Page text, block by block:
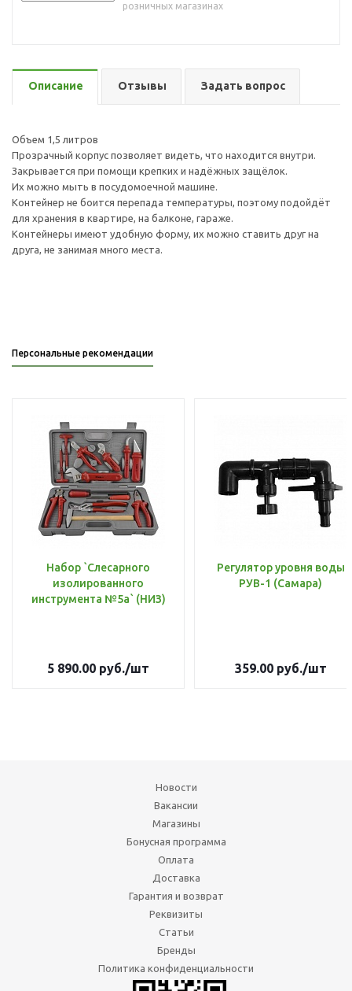
розничных магазинах
Описание Отзывы Задать вопрос
Объем 1,5 литров
Прозрачный корпус позволяет видеть, что находится внутри.
Закрывается при помощи крепких и надёжных защёлок.
Их можно мыть в посудомоечной машине.
Контейнер не боится перепада температуры, поэтому подойдёт
для хранения в квартире, на балконе, гараже.
Контейнеры имеют удобную форму, их можно ставить друг на
друга, не занимая много места.
Персональные рекомендации
Набор `Слесарного
изолированного
инструмента №5а` (НИЗ)
5 890.00 руб./шт
Регулятор уровня воды
РУВ-1 (Самара)
359.00руб./шт
Новости
Вакансии
Магазины
Бонусная программа
Оплата
Доставка
Гарантия и возврат
Реквизиты
Статьи
Бренды
Политика конфиденциальности